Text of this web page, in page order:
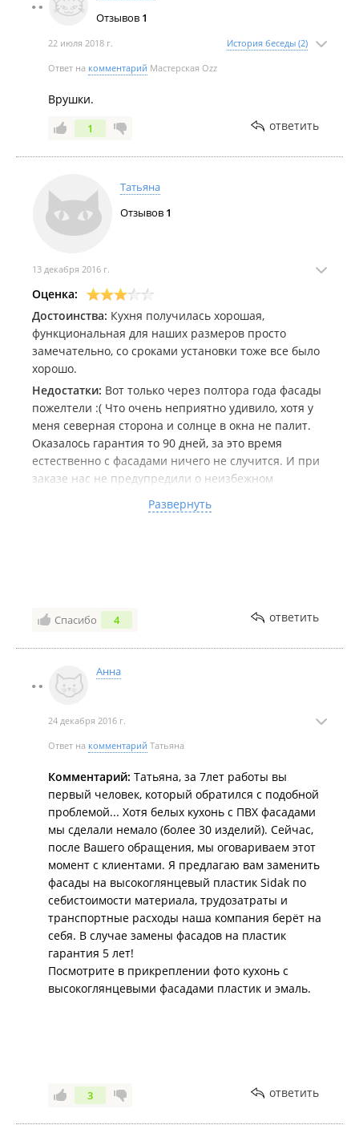
Отзывов 1
22 июля 2018 г. История беседы (2)
Ответ на комментарий Мастерская Ozz
Врушки.
1 ответить
Татьяна
Отзывов 1
13 декабря 2016 г.
Оценка:
Достоинства: Кухня получилась хорошая,
функциональная для наших размеров просто
замечательно, со сроками установки тоже все было
хорошо.
Недостатки: Вот только через полтора года фасады
пожелтели :( Что очень неприятно удивило, хотя у
меня северная сторона и солнце в окна не палит.
Оказалось гарантия то 90 дней, за это время
естественно с фасадами ничего не случится. И при
заказе нас не предупредили о неизбежном
подумали бы естественно о другом варианте.
неприятных побочных эффектах.
Развернуть
Спасибо 4 ответить
Анна
24 декабря 2016 г.
Ответ на комментарий Татьяна
Комментарий: Татьяна, за 7лет работы вы
первый человек, который обратился с подобной
проблемой... Хотя белых кухонь с ПВХ фасадами
мы сделали немало (более 30 изделий). Сейчас,
после Вашего обращения, мы оговариваем этот
момент с клиентами. Я предлагаю вам заменить
фасады на высокоглянцевый пластик Sidak по
себистоимости материала, трудозатраты и
транспортные расходы наша компания берёт на
себя. В случае замены фасадов на пластик
гарантия 5 лет!
Посмотрите в прикреплении фото кухонь с
высокоглянцевыми фасадами пластик и эмаль.
3 ответить